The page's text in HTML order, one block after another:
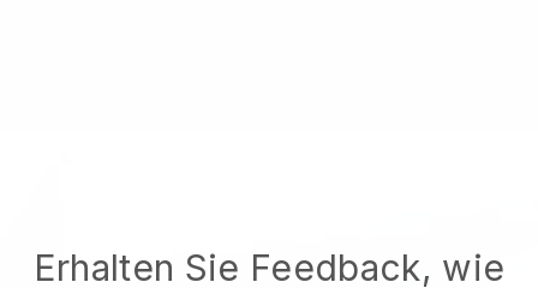
Erhalten Sie Feedback, wie